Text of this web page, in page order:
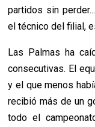
partidos sin
el técnico del filial,
Las Palmas ha
consecutivas. El
y el que menos
recibió más de un
todo el